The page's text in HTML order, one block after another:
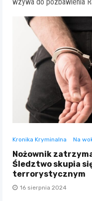
Kronika Kryminalna Na
Nożownik
Śledztwo skupia
terrorystycznym
16 sierpnia 2024